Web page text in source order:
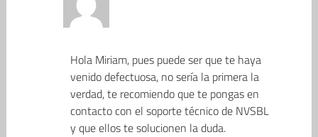
Hola Miriam, pues puede ser que te haya
venido defectuosa, no sería la primera la
verdad, te recomiendo que te pongas en
contacto con el soporte técnico de NVSBL
y que ellos te solucionen la duda.